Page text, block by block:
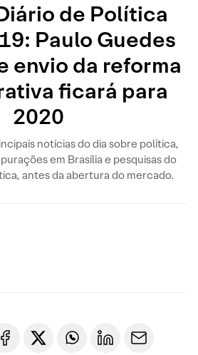
de Política
Paulo Guedes
envio da reforma
ficará para
2020
notícias do dia sobre política,
em Brasília e pesquisas do
antes da abertura do mercado.